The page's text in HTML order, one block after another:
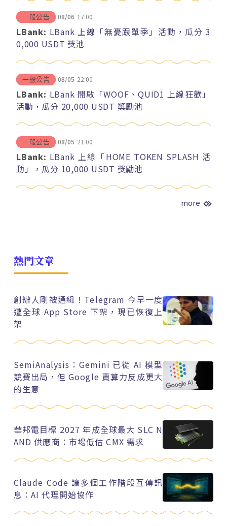
一般公告 08/06 17:00
LBank: LBank 上線「無憂跟單季」活動，瓜分 3
0,000 USDT 獎池
一般公告 08/05 22:00
LBank: LBank 開啟「WOOF、QUID1 上線狂歡」
活動，瓜分 20,000 USDT 獎勵池
一般公告 08/05 21:00
LBank: LBank 上線「HOME TOKEN SPLASH 活
動」，瓜分 10,000 USDT 獎勵池
more
熱門文章
創辦人剛被通緝！Telegram 今早一度
遭全球 App Store 下架，現已恢復上
架
SemiAnalysis：Gemini 已從 AI 模型
競賽出局，但 Google 賣算力反成更大
的生意
華邦電目標 2027 年成全球最大 SLC N
AND 供應商：市場低估 CMX 需求
Claude Code 讓多個工作階段互傳訊
息：AI 代理開始協作